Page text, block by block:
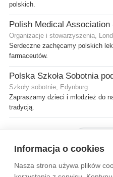
Informacja o cookies
Nasza strona używa plików
polskich.
Organizacje i stowarzyszenia,
Serdeczne zachęcamy polskich
farmaceutów.
Szkoły sobotnie, Edynburg
Zapraszamy dzieci i młodzież do
tradycją.
Wytyczne dla społeczności